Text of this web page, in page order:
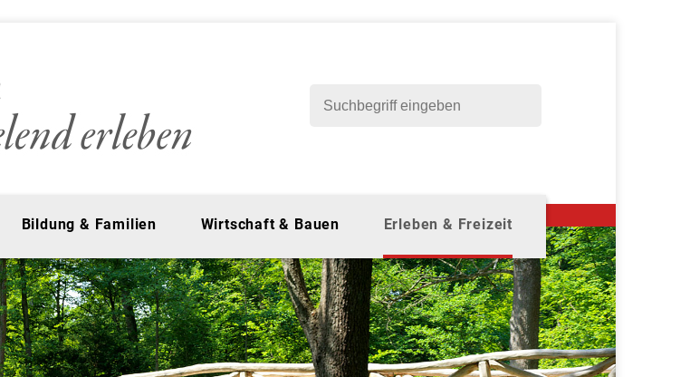
Bildung & Familien Wirtschaft & Bauen Erleben & Freizeit